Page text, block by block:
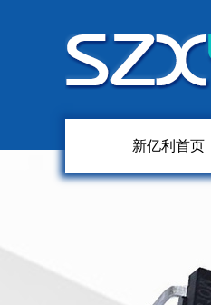
新亿利首页